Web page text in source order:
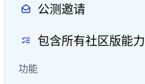
公测邀请
包含所有社区版能力
功能